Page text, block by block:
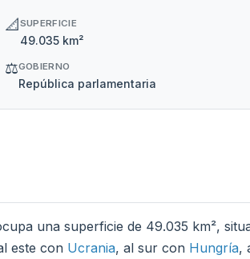
📐SUPERFICIE
49.035 km²
⚖️GOBIERNO
República parlamentaria
una superficie de 49.035 km²,
este con Ucrania, al sur con Hungría,